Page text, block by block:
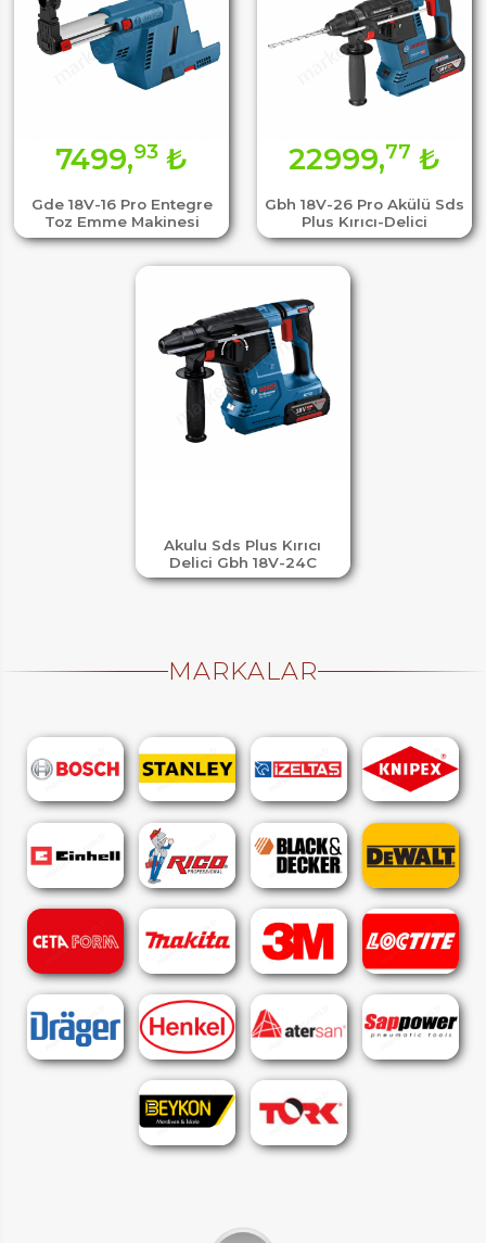
Gde 18V-16 Pro Entegre
Toz Emme Makinesi
7499,93 ₺
Gbh 18V-26 Pro Akülü Sds
Plus Kırıcı-Delici
22999,77 ₺
Akulu Sds Plus Kırıcı
Delici Gbh 18V-24C
MARKALAR